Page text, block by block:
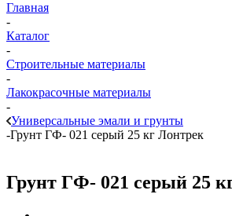
Главная
-
Каталог
-
Строительные материалы
-
Лакокрасочные материалы
-
Универсальные эмали и грунты
-Грунт ГФ- 021 серый 25 кг Лонтрек
Грунт ГФ- 021 серый 25